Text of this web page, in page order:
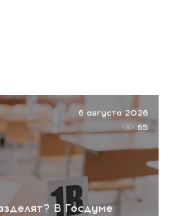
В Госдуме
6 августа 2026
65